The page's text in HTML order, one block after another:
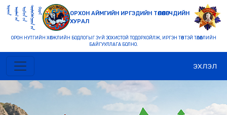
ОРХОН АЙМГИЙН ИРГЭДИЙН ТӨЛӨӨЛӨГЧДИЙН
ХУРАЛ
ОРОН НУТГИЙН ХӨГЖЛИЙН БОДЛОГЫГ ЗҮЙ ЗОХИСТОЙ ТОДОРХОЙЛЖ, ИРГЭН ТӨВТЭЙ ТӨЛӨӨЛЛИЙН
БАЙГУУЛЛАГА БОЛНО.
ЭХЛЭЛ